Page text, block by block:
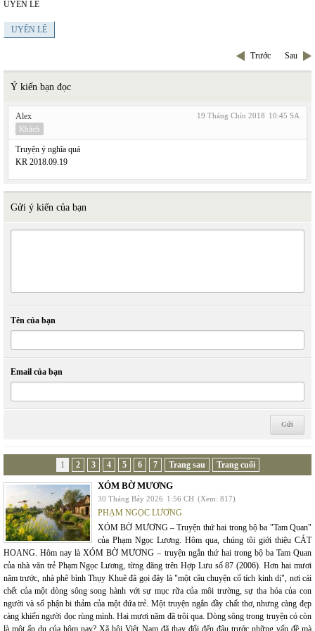
UYÊN LÊ
UYÊN LÊ
Trước Sau
Ý kiến bạn đọc
19 Tháng Chín 2018 10:45 SA
Alex
Khách
Truyện ý nghĩa quá
KR 2018.09.19
Gửi ý kiến của bạn
Tên của bạn
Email của bạn
1 2 3 4 5 6 7 Trang sau Trang cuối
XÓM BỜ MƯƠNG
30 Tháng Bảy 2026 1:56 CH (Xem: 817)
PHẠM NGỌC LƯƠNG
XÓM BỜ MƯƠNG – Truyện thứ hai trong bộ ba "Tam Quan"
của Phạm Ngọc Lương. Hôm qua, chúng tôi giới thiệu CÁT
HOANG. Hôm nay là XÓM BỜ MƯƠNG – truyện ngắn thứ hai trong bộ ba Tam Quan
của nhà văn trẻ Phạm Ngọc Lương, từng đăng trên Hợp Lưu số 87 (2006). Hơn hai mươi
năm trước, nhà phê bình Thụy Khuê đã gọi đây là "một câu chuyện cổ tích kinh dị", nơi cái
chết của một dòng sông song hành với sự mục rữa của môi trường, sự tha hóa của con
người và số phận bi thảm của một đứa trẻ. Một truyện ngắn đầy chất thơ, nhưng càng đẹp
càng khiến người đọc rùng mình. Hai mươi năm đã trôi qua. Dòng sông trong truyện có còn
là một ẩn dụ của hôm nay? Xã hội Việt Nam đã thay đổi đến đâu trước những vấn đề mà